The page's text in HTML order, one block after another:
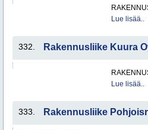
Lue lisää..
332. Rakennusliike Kuura
Lue lisää..
333. Rakennusliike